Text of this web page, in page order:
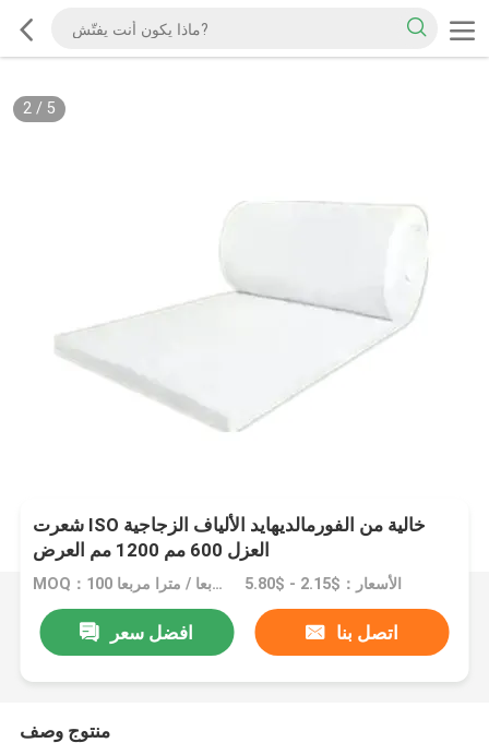
2/ 5
شعرت ISO خالية من الفورمالديهايد الألياف الزجاجية
العزل 600 مم 1200 مم العرض
MOQ：100 مترا مربعا / مترا مربعا الأسعار：$2.15 - $5.80
افضل سعر اتصل بنا
منتوج وصف